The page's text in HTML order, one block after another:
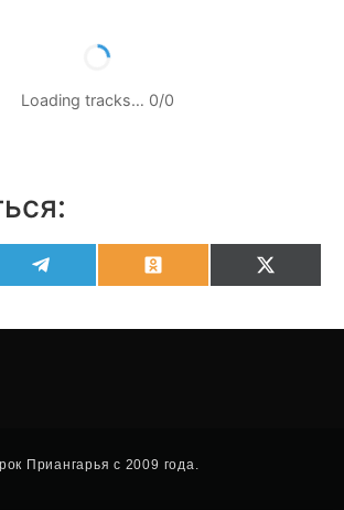
Loading tracks… 0/0
OdnoklassnikiX
Приангарья с 2009 года.